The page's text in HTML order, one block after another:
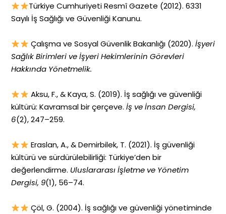
Türkiye Cumhuriyeti Resmî Gazete (2012). 6331
Sayılı İş Sağlığı ve Güvenliği Kanunu.
Çalışma ve Sosyal Güvenlik Bakanlığı (2020). İşyeri
Sağlık Birimleri ve İşyeri Hekimlerinin Görevleri
Hakkında Yönetmelik.
Aksu, F., & Kaya, S. (2019). İş sağlığı ve güvenliği
kültürü: Kavramsal bir çerçeve.İş ve İnsan Dergisi,
6(2), 247–259.
Eraslan, A., & Demirbilek, T. (2021). İş güvenliği
kültürü ve sürdürülebilirliği: Türkiye’den bir
değerlendirme. Uluslararası İşletme ve Yönetim
Dergisi, 9(1), 56–74.
Çöl, G. (2004). İş sağlığı ve güvenliği yönetiminde